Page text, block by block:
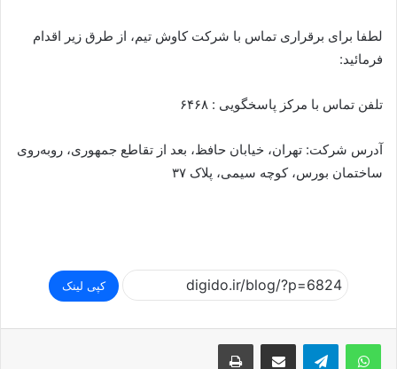
لطفا برای برقراری تماس با شرکت کاوش تیم، از طرق زیر اقدام
فرمائید:
تلفن تماس با مرکز پاسخگویی : ۶۴۶۸
آدرس شرکت: تهران، خیابان حافظ، بعد از تقاطع جمهوری، روبه‌روی
ساختمان بورس، کوچه سیمی، پلاک ۳۷
کپی لینک
اشتراک گذاری از طریق ایمیل چاپ